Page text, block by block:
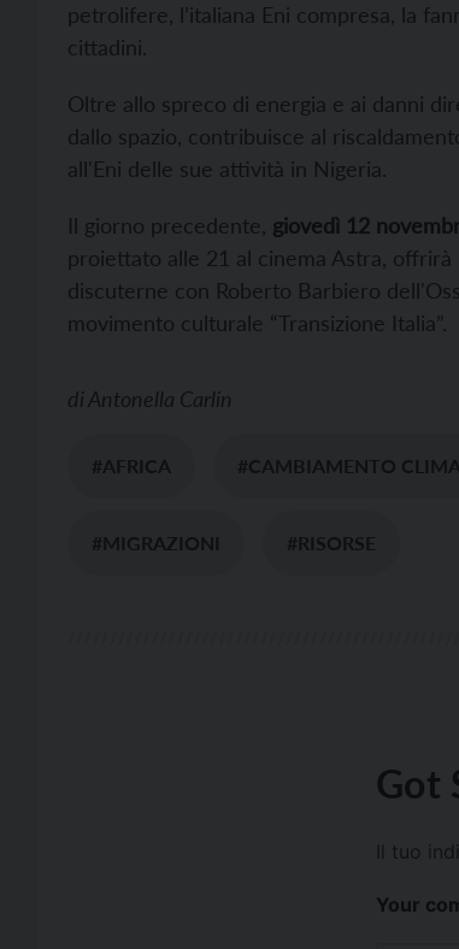
petrolifere, l’italiana Eni compresa, la
cittadini.
Oltre allo spreco di energia e ai danni
dallo spazio, contribuisce al
all'Eni delle sue attività in Nigeria.
Il giorno precedente, giovedì 12
proiettato alle 21 al cinema Astra,
discuterne con Roberto Barbiero
movimento culturale “Transizione Italia”.
diAntonella Carlin
#AFRICA #CAMBIAMENTO
#MIGRAZIONI #RISORSE
Got
Il tuo
Your